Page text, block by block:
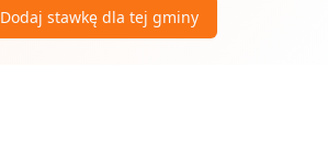
Dodaj stawkę dla tej gminy